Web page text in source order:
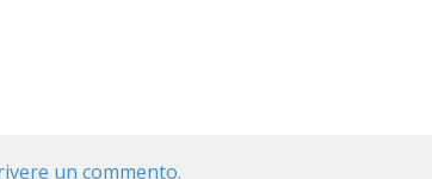
un commento.